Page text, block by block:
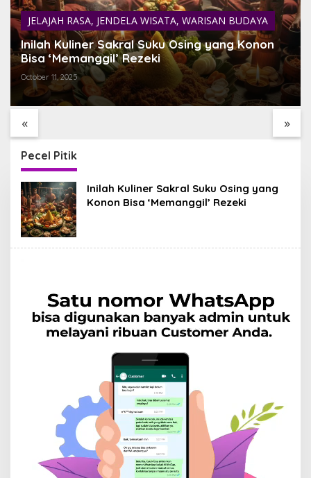
JELAJAH RASA, JENDELA WISATA, WARISAN BUDAYA
Inilah Kuliner Sakral Suku Osing yang Konon
Bisa ‘Memanggil’ Rezeki
October 11, 2025
« »
DANAU BATUR TEMPAT
TERBAIK MENIKMATI
TEMUKAN BALI YANG
BELUM PERNAH KAMU
Pecel Pitik
Inilah Kuliner Sakral Suku Osing yang
Konon Bisa ‘Memanggil’ Rezeki